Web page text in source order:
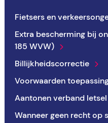
Fietsers en
Extra bescherming bij
185 WVW)
Billijkheidscorrectie
Voorwaarden
Aantonen verband
Wanneer geen recht op